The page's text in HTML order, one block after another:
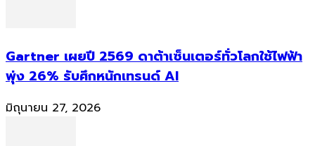
Gartner เผยปี 2569 ดาต้าเซ็นเตอร์ทั่วโลกใช้ไฟฟ้า
พุ่ง 26% รับศึกหนักเทรนด์ AI
มิถุนายน 27, 2026